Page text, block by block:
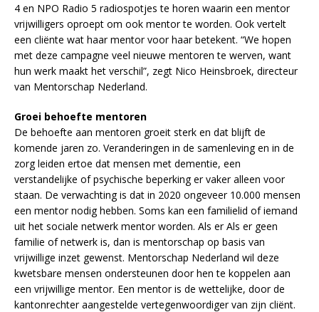
4 en NPO Radio 5 radiospotjes te horen waarin een mentor
vrijwilligers oproept om ook mentor te worden. Ook vertelt
een cliënte wat haar mentor voor haar betekent. “We hopen
met deze campagne veel nieuwe mentoren te werven, want
hun werk maakt het verschil”, zegt Nico Heinsbroek, directeur
van Mentorschap Nederland.
Groei behoefte mentoren
De behoefte aan mentoren groeit sterk en dat blijft de
komende jaren zo. Veranderingen in de samenleving en in de
zorg leiden ertoe dat mensen met dementie, een
verstandelijke of psychische beperking er vaker alleen voor
staan. De verwachting is dat in 2020 ongeveer 10.000 mensen
een mentor nodig hebben. Soms kan een familielid of iemand
uit het sociale netwerk mentor worden. Als er Als er geen
familie of netwerk is, dan is mentorschap op basis van
vrijwillige inzet gewenst. Mentorschap Nederland wil deze
kwetsbare mensen ondersteunen door hen te koppelen aan
een vrijwillige mentor. Een mentor is de wettelijke, door de
kantonrechter aangestelde vertegenwoordiger van zijn cliënt.